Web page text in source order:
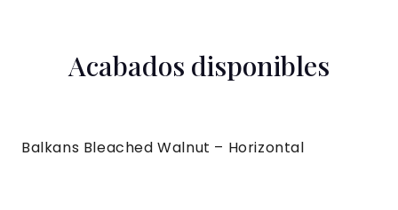
Acabados disponibles
Balkans Bleached Walnut – Horizontal